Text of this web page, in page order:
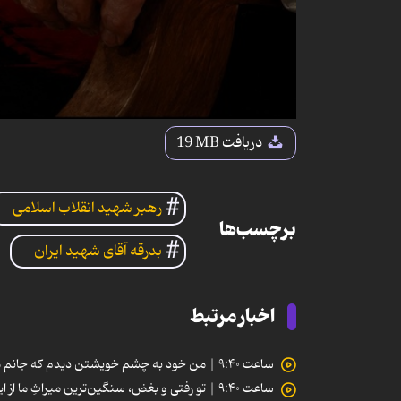
دریافت19 MB
برچسب‌ها
رهبر شهید انقلاب اسلامی
بدرقه آقای شهید ایران
اخبار مرتبط
ساعت ۹:۴۰ | من خود به چشم خویشتن دیدم که جانم می‌رود
ساعت ۹:۴۰ | تو رفتی و بغض، سنگین‌ترین میراثِ ما از این رفتن شد…